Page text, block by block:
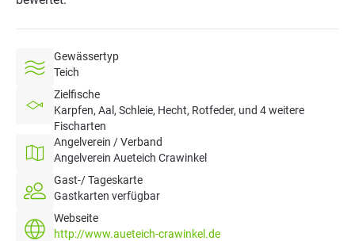
Gewässertyp
Teich
Zielfische
Karpfen, Aal, Schleie, Hecht, Rotfeder, und 4 weitere
Fischarten
Angelverein / Verband
Angelverein Aueteich Crawinkel
Gast-/ Tageskarte
Gastkarten verfügbar
Webseite
http://www.aueteich-crawinkel.de